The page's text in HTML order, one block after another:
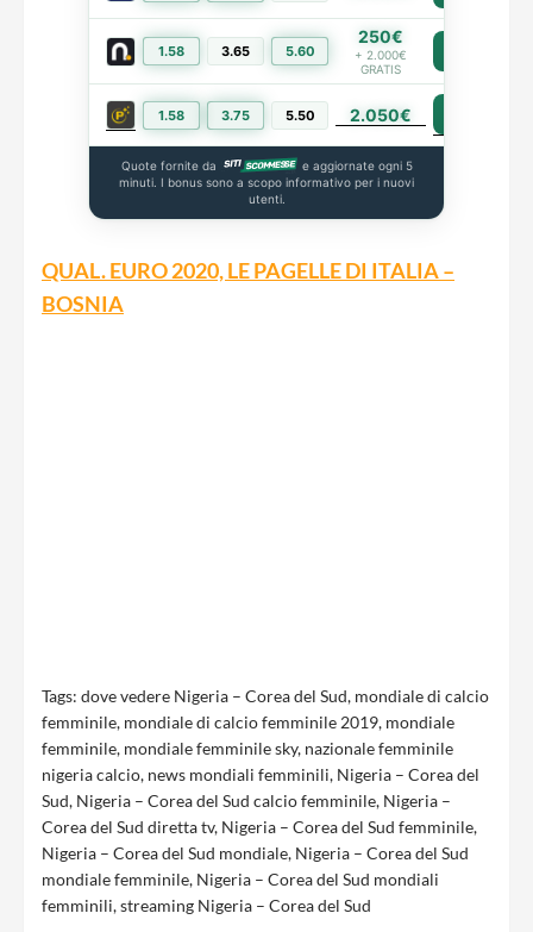
1.58 3.65 5.60
250€
+ 2.000€
GRATIS
1.58 3.75 5.50 2.050€
Quote fornite da
e aggiornate ogni 5
minuti. I bonus sono a scopo informativo per i nuovi
utenti.
QUAL. EURO 2020, LE PAGELLE DI ITALIA –
BOSNIA
Tags: dove vedere Nigeria – Corea del Sud, mondiale di calcio
femminile, mondiale di calcio femminile 2019, mondiale
femminile, mondiale femminile sky, nazionale femminile
nigeria calcio, news mondiali femminili, Nigeria – Corea del
Sud, Nigeria – Corea del Sud calcio femminile, Nigeria –
Corea del Sud diretta tv, Nigeria – Corea del Sud femminile,
Nigeria – Corea del Sud mondiale, Nigeria – Corea del Sud
mondiale femminile, Nigeria – Corea del Sud mondiali
femminili,streaming Nigeria – Corea del Sud